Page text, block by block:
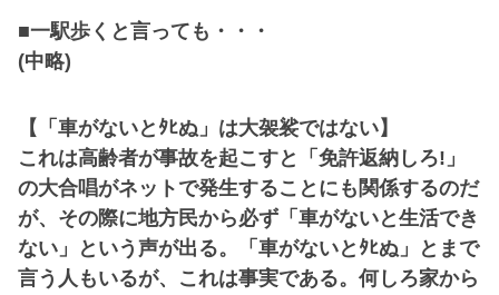
■一駅歩くと言っても・・・
(中略)
【「車がないとﾀﾋぬ」は大袈裟ではない】
これは高齢者が事故を起こすと「免許返納しろ!」
の大合唱がネットで発生することにも関係するのだ
が、その際に地方民から必ず「車がないと生活でき
ない」という声が出る。「車がないとﾀﾋぬ」とまで
言う人もいるが、これは事実である。何しろ家から